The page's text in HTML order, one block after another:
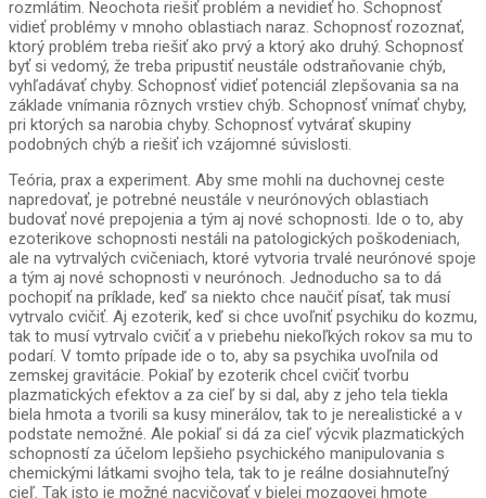
rozmlátim. Neochota riešiť problém a nevidieť ho. Schopnosť
vidieť problémy v mnoho oblastiach naraz. Schopnosť rozoznať,
ktorý problém treba riešiť ako prvý a ktorý ako druhý. Schopnosť
byť si vedomý, že treba pripustiť neustále odstraňovanie chýb,
vyhľadávať chyby. Schopnosť vidieť potenciál zlepšovania sa na
základe vnímania rôznych vrstiev chýb. Schopnosť vnímať chyby,
pri ktorých sa narobia chyby. Schopnosť vytvárať skupiny
podobných chýb a riešiť ich vzájomné súvislosti.
Teória, prax a experiment. Aby sme mohli na duchovnej ceste
napredovať, je potrebné neustále v neurónových oblastiach
budovať nové prepojenia a tým aj nové schopnosti. Ide o to, aby
ezoterikove schopnosti nestáli na patologických poškodeniach,
ale na vytrvalých cvičeniach, ktoré vytvoria trvalé neurónové spoje
a tým aj nové schopnosti v neurónoch. Jednoducho sa to dá
pochopiť na príklade, keď sa niekto chce naučiť písať, tak musí
vytrvalo cvičiť. Aj ezoterik, keď si chce uvoľniť psychiku do kozmu,
tak to musí vytrvalo cvičiť a v priebehu niekoľkých rokov sa mu to
podarí. V tomto prípade ide o to, aby sa psychika uvoľnila od
zemskej gravitácie. Pokiaľ by ezoterik chcel cvičiť tvorbu
plazmatických efektov a za cieľ by si dal, aby z jeho tela tiekla
biela hmota a tvorili sa kusy minerálov, tak to je nerealistické a v
podstate nemožné. Ale pokiaľ si dá za cieľ výcvik plazmatických
schopností za účelom lepšieho psychického manipulovania s
chemickými látkami svojho tela, tak to je reálne dosiahnuteľný
cieľ. Tak isto je možné nacvičovať v bielej mozgovej hmote